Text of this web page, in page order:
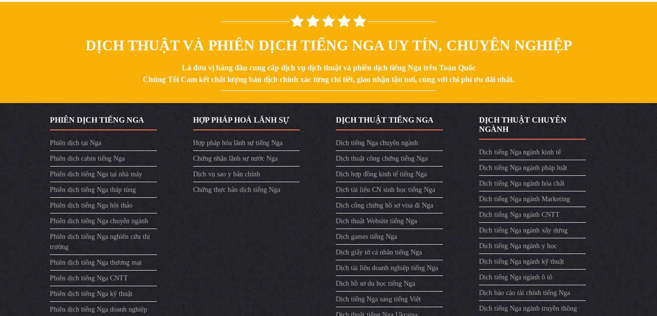
DỊCH THUẬT VÀ PHIÊN DỊCH TIẾNG NGA UY TÍN, CHUYÊN NGHIỆP
Là đơn vị hàng đầu cung cấp dịch vụ dịch thuật và phiên dịch tiếng Nga trên Toàn Quốc
Chúng Tôi Cam kết chất lượng bản dịch chính xác từng chi tiết, giao nhận tận nơi, cùng với chi phí ưu đãi nhất.
PHIÊN DỊCH TIẾNG NGA
Phiên dịch tại Nga
Phiên dịch cabin tiếng Nga
Phiên dịch tiếng Nga tại nhà máy
Phiên dịch tiếng Nga tháp tùng
Phiên dịch tiếng Nga hội thảo
Phiên dịch tiếng Nga chuyên ngành
Phiên dịch tiếng Nga nghiên cứu thị
trường
Phiên dịch tiếng Nga thương mại
Phiên dịch tiếng Nga CNTT
Phiên dịch tiếng Nga kỹ thuật
Phiên dịch tiếng Nga doanh nghiệp
HỢP PHÁP HOÁ LÃNH SỰ
Hợp pháp hóa lãnh sự tiếng Nga
Chứng nhận lãnh sự nước Nga
Dịch vụ sao y bản chính
Chứng thực bản dịch tiếng Nga
DỊCH THUẬT TIẾNG NGA
Dịch tiếng Nga chuyên ngành
Dịch thuật công chứng tiếng Nga
Dịch hợp đồng kinh tế tiếng Nga
Dịch tài liệu CN sinh học tiếng Nga
Dịch công chứng hồ sơ visa đi Nga
Dịch thuật Website tiếng Nga
Dịch games tiếng Nga
Dịch giấy tờ cá nhân tiếng Nga
Dịch tài liệu doanh nghiệp tiếng Nga
Dịch hồ sơ du học tiếng Nga
Dịch tiếng Nga sang tiếng Việt
DỊCH THUẬT CHUYÊN
NGÀNH
Dịch tiếng Nga ngành kinh tế
Dịch tiếng Nga ngành pháp luật
Dịch tiếng Nga ngành hóa chất
Dịch tiếng Nga ngành Marketing
Dịch tiếng Nga ngành CNTT
Dịch tiếng Nga ngành xây dựng
Dịch tiếng Nga ngành y học
Dịch tiếng Nga ngành kỹ thuật
Dịch tiếng Nga ngành ô tô
Dịch báo cáo tài chính tiếng Nga
Dịch tiếng Nga ngành truyền thông